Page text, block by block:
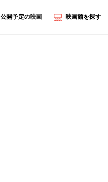
公開予定の映画 映画館を探す